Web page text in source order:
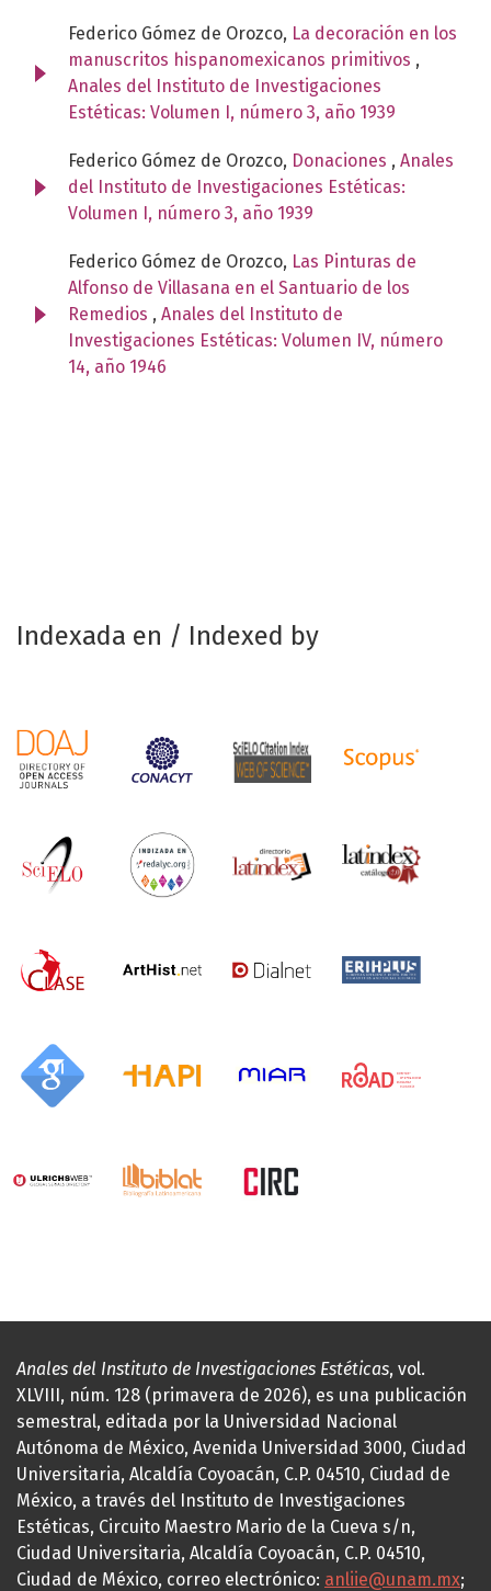
Federico Gómez de Orozco, La decoración en los
manuscritos hispanomexicanos primitivos ,
Anales del Instituto de Investigaciones
Estéticas: Volumen I, número 3, año 1939
Federico Gómez de Orozco, Donaciones , Anales
del Instituto de Investigaciones Estéticas:
Volumen I, número 3, año 1939
Federico Gómez de Orozco, Las Pinturas de
Alfonso de Villasana en el Santuario de los
Remedios , Anales del Instituto de
Investigaciones Estéticas: Volumen IV, número
14, año 1946
Indexada en / Indexed by
Anales del Instituto de Investigaciones Estéticas, vol.
XLVIII, núm. 128 (primavera de 2026), es una publicación
semestral, editada por la Universidad Nacional
Autónoma de México, Avenida Universidad 3000, Ciudad
Universitaria, Alcaldía Coyoacán, C.P. 04510, Ciudad de
México, a través del Instituto de Investigaciones
Estéticas, Circuito Maestro Mario de la Cueva s/n,
Ciudad Universitaria, Alcaldía Coyoacán, C.P. 04510,
Ciudad de México, correo electrónico: anliie@unam.mx;